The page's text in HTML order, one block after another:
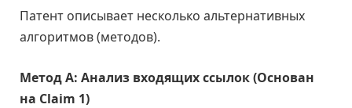
Патент описывает несколько альтернативных
алгоритмов (методов).
Метод A: Анализ входящих ссылок (Основан
на Claim 1)